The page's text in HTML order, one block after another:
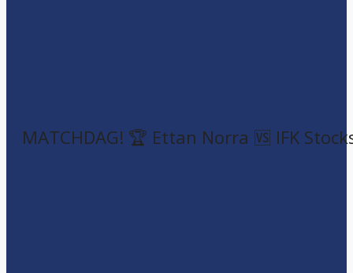
MATCHDAG! 🏆 Ettan Norra 🆚 IFK